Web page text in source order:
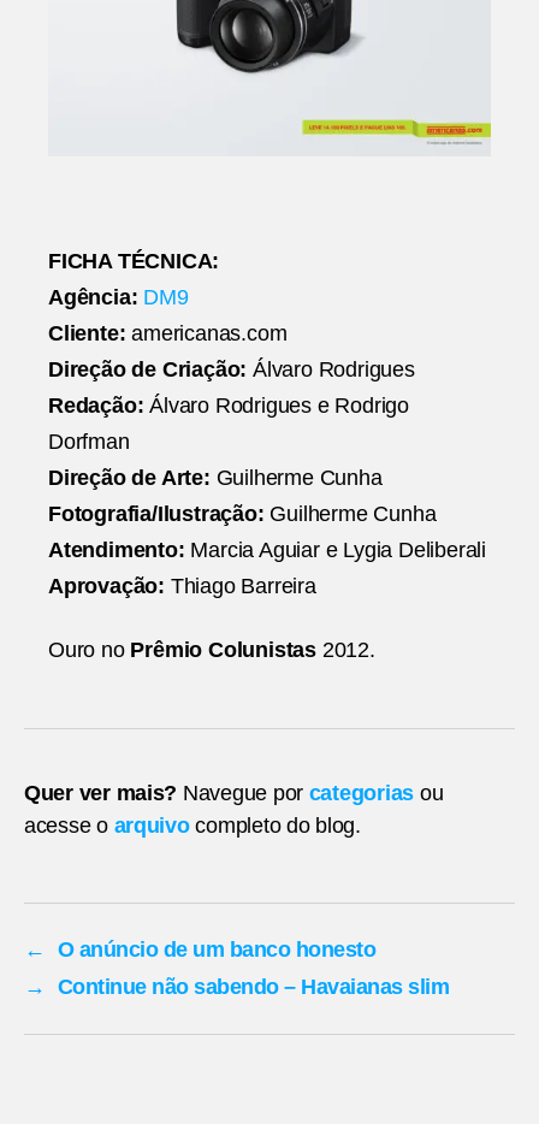
FICHA TÉCNICA:
Agência: DM9
Cliente: americanas.com
Direção de Criação: Álvaro Rodrigues
Redação: Álvaro Rodrigues e Rodrigo
Dorfman
Direção de Arte: Guilherme Cunha
Fotografia/Ilustração: Guilherme Cunha
Atendimento: Marcia Aguiar e Lygia Deliberali
Aprovação: Thiago Barreira
Ouro no Prêmio Colunistas 2012.
Quer ver mais? Navegue por categorias ou
acesse o arquivocompleto do blog.
←
O anúncio de um banco honesto
→
Continue não sabendo – Havaianas slim